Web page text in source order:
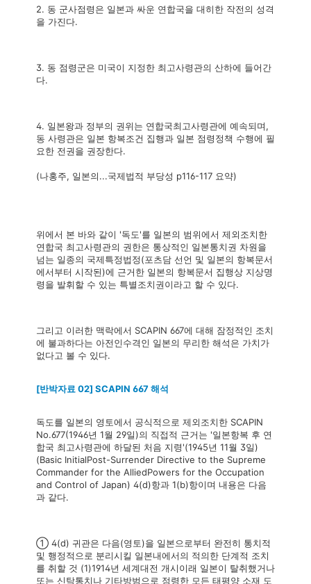
2. 동 군사점령은 일본과 싸운 연합국을 대히한 작전의 성격
을 가진다.
3. 동 점령군은 미국이 지정한 최고사령관의 산하에 들어간
다.
4. 일본왕과 정부의 권위는 연합국최고사령관에 예속되며,
동 사령관은 일본 항복조건 집행과 일본 점령정책 수행에 필
요한 전권을 권장한다.
(나홍주, 일본의...국제법적 부당성 p116-117 요약)
위에서 본 바와 같이 '독도'를 일본의 범위에서 제외조치한
연합국 최고사령관의 권한은 통상적인 일본통치권 차원을
넘는 일종의 국제특정법정(포츠담 선언 및 일본의 항복문서
에서부터 시작된)에 근거한 일본의 항복문서 집행상 지상명
령을 발휘할 수 있는 특별조치권이라고 할 수 있다.
그리고 이러한 맥락에서 SCAPIN 667에 대해 잠정적인 조치
에 불과하다는 아전인수격인 일본의 무리한 해석은 가치가
없다고 볼 수 있다.
[반박자료 02] SCAPIN 667 해석
독도를 일본의 영토에서 공식적으로 제외조치한 SCAPIN
No.677(1946년 1월 29일)의 직접적 근거는 '일본항복 후 연
합국 최고사령관에 하달된 처음 지령'(1945년 11월 3일)
(Basic InitialPost-Surrender Directive to the Supreme
Commander for the AlliedPowers for the Occupation
and Control of Japan) 4(d)항과 1(b)항이며 내용은 다음
과 같다.
① 4(d) 귀관은 다음(영토)을 일본으로부터 완전히 통치적
및 행정적으로 분리시킬 일본내에서의 적의한 단계적 조치
를 취할 것 (1)1914년 세계대전 개시이래 일본이 탈취했거나
또는 신탁통치나 기타방범으로 점령한 모든 태평양 소재 도